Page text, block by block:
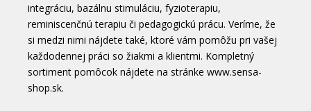
integráciu, bazálnu stimuláciu, fyzioterapiu,
reminiscenčnú terapiu či pedagogickú prácu. Veríme, že
si medzi nimi nájdete také, ktoré vám pomôžu pri vašej
každodennej práci so žiakmi a klientmi. Kompletný
sortiment pomôcok nájdete na stránke www.sensa-
shop.sk.